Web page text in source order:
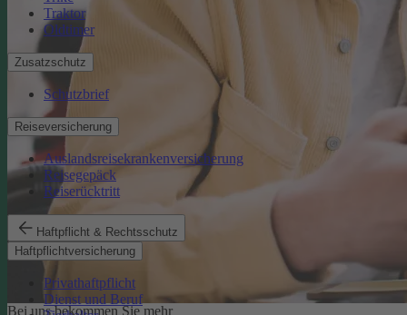
Traktor
Oldtimer
Zusatzschutz
Schutzbrief
Reiseversicherung
Auslandsreisekrankenversicherung
Reisegepäck
Reiserücktritt
Haftpflicht & Rechtsschutz
Haftpflichtversicherung
Privathaftpflicht
Dienst und Beruf
Bei uns bekommen Sie mehr